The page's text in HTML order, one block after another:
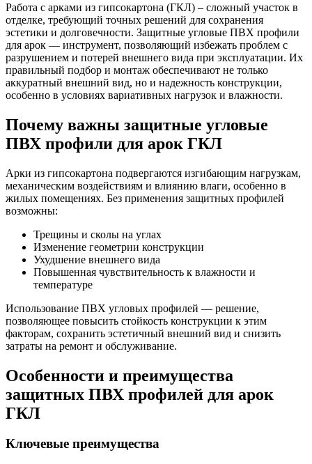
Работа с арками из гипсокартона (ГКЛ) – сложный участок в
отделке, требующий точных решений для сохранения
эстетики и долговечности. Защитные угловые ПВХ профили
для арок — инструмент, позволяющий избежать проблем с
разрушением и потерей внешнего вида при эксплуатации. Их
правильный подбор и монтаж обеспечивают не только
аккуратный внешний вид, но и надежность конструкции,
особенно в условиях вариативных нагрузок и влажности.
Почему важны защитные угловые
ПВХ профили для арок ГКЛ
Арки из гипсокартона подвергаются изгибающим нагрузкам,
механическим воздействиям и влиянию влаги, особенно в
жилых помещениях. Без применения защитных профилей
возможны:
Трещины и сколы на углах
Изменение геометрии конструкции
Ухудшение внешнего вида
Повышенная чувствительность к влажности и
температуре
Использование ПВХ угловых профилей — решение,
позволяющее повысить стойкость конструкции к этим
факторам, сохранить эстетичный внешний вид и снизить
затраты на ремонт и обслуживание.
Особенности и преимущества
защитных ПВХ профилей для арок
ГКЛ
Ключевые преимущества